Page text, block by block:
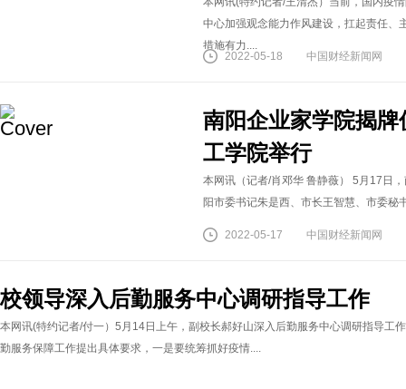
中心加强观念能力作风建设，扛起责任、
措施有力....
2022-05-18
中国财经新闻网
南阳企业家学院揭
工学院举行
本网讯（记者/肖邓华 鲁静薇） 5月17日
阳市委书记朱是西、市长王智慧、市委秘
2022-05-17 中国财经新闻网
校领导深入后勤服务中心调研指导工作
本网讯(特约记者/付一）5月14日上午，副校长郝好山深入后勤服务中心调研指导工
勤服务保障工作提出具体要求，一是要统筹抓好疫情....